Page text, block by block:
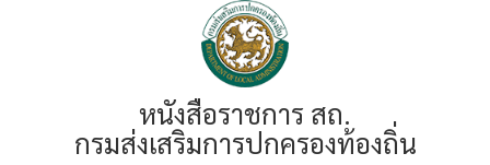
หนังสือราชการ สถ.
กรมส่งเสริมการปกครองท้องถิ่น